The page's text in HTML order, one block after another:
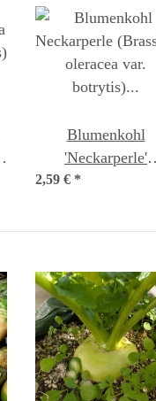
Blumenkohl
'Neckarperle'
(Brassica oleracea
2,59 € *